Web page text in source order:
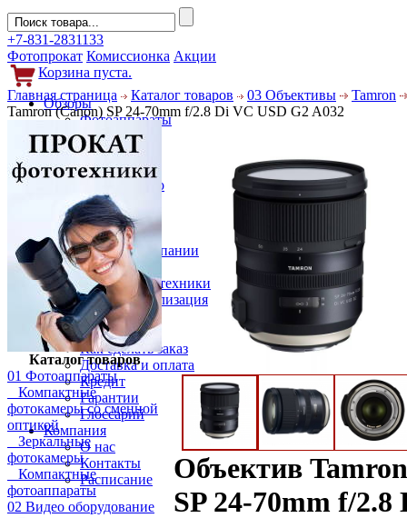
+7-831-2831133
Фотопрокат Комиссионка Акции
Корзина пуста.
Обзоры
Фотоаппараты
Объективы
Фильтры
Новости
Фото и видео
Гаджеты
Аксессуары
Слухи
Новости компании
Услуги
Прокат фототехники
Выкуп и реализация
Покупателям
Акции
Как сделать заказ
Доставка и оплата
Кредит
Гарантии
Глоссарий
Компания
О нас
Контакты
Расписание
Главная страница Каталог товаров 03 Объективы
Tamron
Tamron (Canon) SP 24-70mm f/2.8 Di VC USD G2 A032
Каталог товаров
01 Фотоаппараты
Компактные
фотокамеры со сменной
оптикой
Зеркальные
фотокамеры
Компактные
фотоаппараты
02 Видео оборудование
Объектив
SP 24-70mm f/2.8